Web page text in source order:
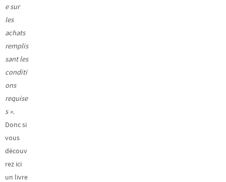
e sur
les
achats
remplis
sant les
conditi
ons
requise
s ».
Donc si
vous
découv
rez ici
un livre